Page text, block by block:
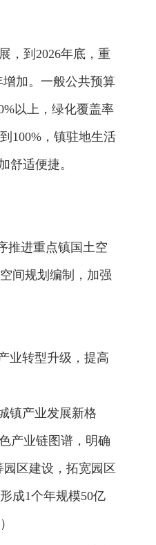
，到2026年底，重
加。一般公共预算
以上，绿化覆盖率
100%，镇驻地生活
舒适便捷。
推进重点镇国土空
间规划编制，加强
业转型升级，提高
镇产业发展新格
产业链图谱，明确
区建设，拓宽园区
成1个年规模50亿